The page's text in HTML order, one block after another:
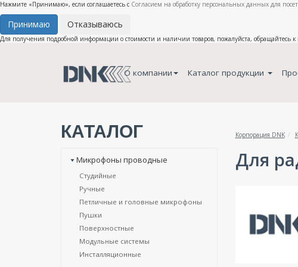
Нажмите «Принимаю», если соглашаетесь с Согласием на обработку персональных данных для
Принимаю Отказываюсь
Для получения подробной информации о стоимости и наличии товаров, пожалуйста,
О компании Каталог продукции
КАТАЛОГ Корпорация DNK
Микрофоны проводные
Студийные
Ручные
Петличные и головные микрофоны
Пушки
Поверхностные
Модульные системы
Инсталляционные
Для